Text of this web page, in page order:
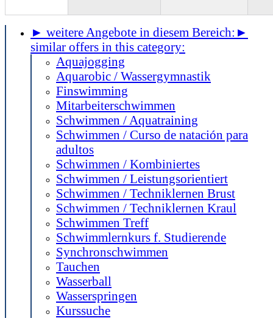
► weitere Angebote in diesem Bereich: ►
similar offers in this category:
Aquajogging
Aquarobic / Wassergymnastik
Finswimming
Mitarbeiterschwimmen
Schwimmen / Aquatraining
Schwimmen / Curso de natación para
adultos
Schwimmen / Kombiniertes
Schwimmen / Leistungsorientiert
Schwimmen / Techniklernen Brust
Schwimmen / Techniklernen Kraul
Schwimmen Treff
Schwimmlernkurs f. Studierende
Synchronschwimmen
Tauchen
Wasserball
Wasserspringen
Kurssuche